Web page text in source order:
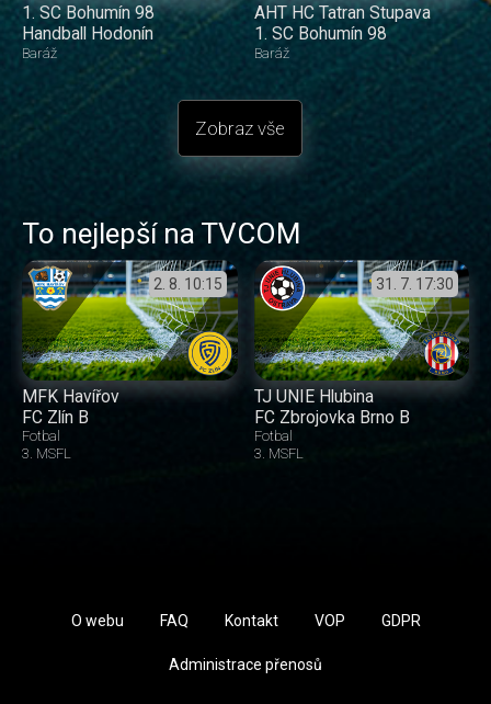
1. SC Bohumín 98
Handball Hodonín
Baráž
AHT HC Tatran Stupava
1. SC Bohumín 98
Baráž
Zobraz vše
To nejlepší na TVCOM
2. 8. 10:15
MFK Havířov
FC Zlín B
Fotbal
3. MSFL
31. 7. 17:30
TJ UNIE Hlubina
FC Zbrojovka Brno B
Fotbal
3. MSFL
O webu FAQ Kontakt VOP GDPR
Administrace přenosů